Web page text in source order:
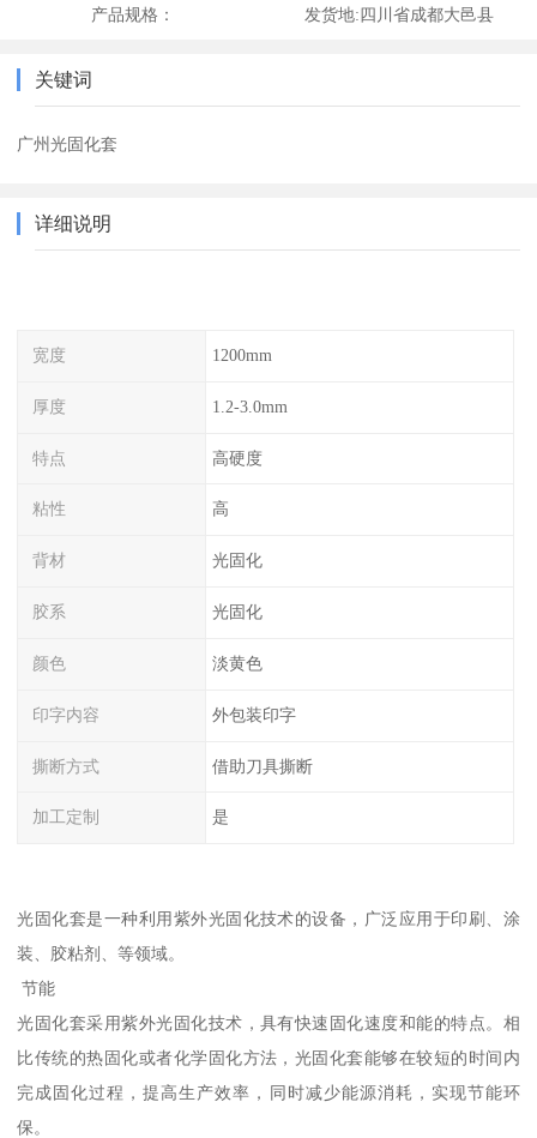
产品规格： 发货地:四川省成都大邑县
关键词
广州光固化套
详细说明
宽度 1200mm
厚度 1.2-3.0mm
特点 高硬度
粘性 高
背材 光固化
胶系 光固化
颜色 淡黄色
印字内容 外包装印字
撕断方式 借助刀具撕断
加工定制 是
光固化套是一种利用紫外光固化技术的设备，广泛应用于印刷、涂
装、胶粘剂、等领域。
节能
光固化套采用紫外光固化技术，具有快速固化速度和能的特点。相
比传统的热固化或者化学固化方法，光固化套能够在较短的时间内
完成固化过程，提高生产效率，同时减少能源消耗，实现节能环
保。